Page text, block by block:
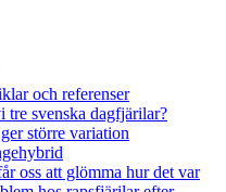
och referenser
tre svenska dagfjärilar?
större variation
oss att glömma hur det var